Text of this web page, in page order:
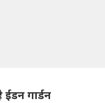
गार्डन